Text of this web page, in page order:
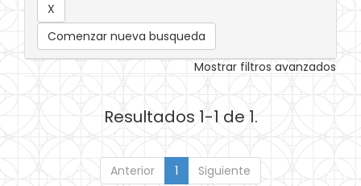
Comenzar nueva busqueda
Mostrar filtros avanzados
Resultados 1-1 de 1.
Anterior 1 Siguiente